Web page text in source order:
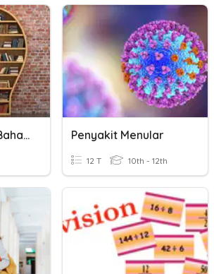
Menulis Ulasan Bahasa Melayu Penyakit Menular
12 T 10th - 12th